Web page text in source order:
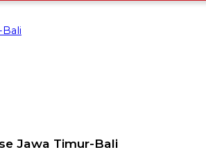
Jawa Timur-Bali